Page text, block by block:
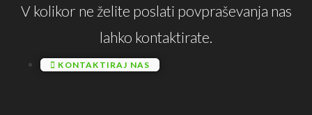
V kolikor ne želite poslati povpraševanja nas
lahko kontaktirate.
KONTAKTIRAJ NAS